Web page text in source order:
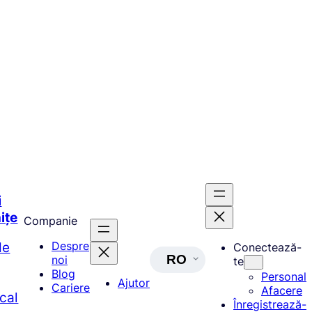
Companie
Despre
noi
Blog
Cariere
Ajutor
RO
Conectează-
te
Personal
Afacere
Înregistrează-